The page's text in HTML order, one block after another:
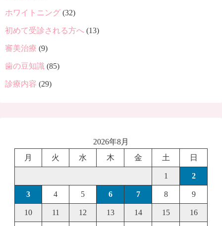
ホワイトニング (32)
初めて受診される方へ (13)
審美治療 (9)
歯の豆知識 (85)
診療内容 (29)
2026年8月
月
火 水 木 金 土 日
1 2
3 4 5 6 7 8 9
10 11 12 13 14 15 16